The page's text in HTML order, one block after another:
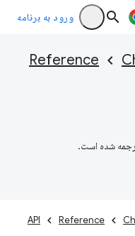
ورود به برنامه
Reference
شده است.
Reference
API